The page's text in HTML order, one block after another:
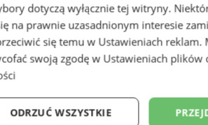
Optyk, okulista
sklep z częściami online!
stron www -Zabrze
dotyczą wyłącznie tej witryny.
na prawnie uzasadnionym interesie
się temu w Ustawieniach reklam.
swoją zgodę w Ustawieniach plików
ODRZUĆ WSZYSTKIE